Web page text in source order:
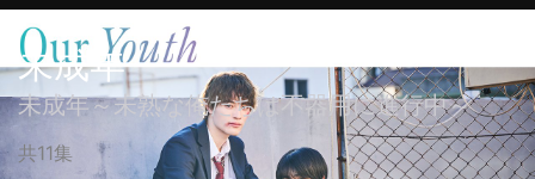
未成年
未成年～未熟な俺たちは不器用に進行中～
共11集